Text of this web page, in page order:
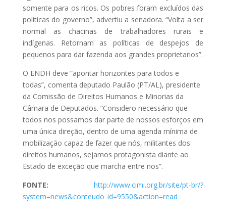
somente para os ricos. Os pobres foram excluídos das
políticas do governo”, advertiu a senadora. “Volta a ser
normal as chacinas de trabalhadores rurais e
indígenas. Retornam as políticas de despejos de
pequenos para dar fazenda aos grandes proprietarios”.
O ENDH deve “apontar horizontes para todos e
todas”, comenta deputado Paulão (PT/AL), presidente
da Comissão de Direitos Humanos e Minorias da
Câmara de Deputados. “Considero necessário que
todos nos possamos dar parte de nossos esforços em
uma única direção, dentro de uma agenda mínima de
mobilização capaz de fazer que nós, militantes dos
direitos humanos, sejamos protagonista diante ao
Estado de exceção que marcha entre nos”.
FONTE:
http://www.cimi.org.br/site/pt-br/?
system=news&conteudo_id=9550&action=read